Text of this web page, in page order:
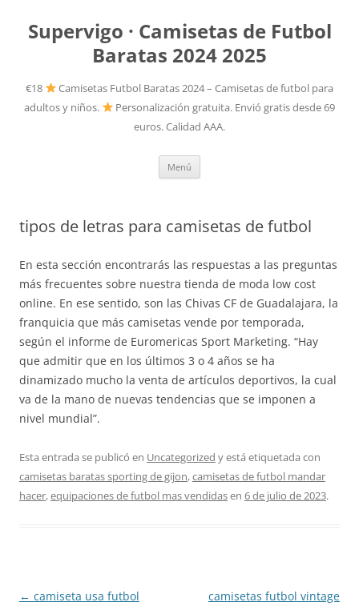
Supervigo · Camisetas de Futbol
Baratas 2024 2025
€18
Camisetas Futbol Baratas 2024 – Camisetas de futbol para
adultos y niños.
Personalización gratuita. Envió gratis desde 69
euros. Calidad AAA.
Menú
tipos de letras para camisetas de futbol
En esta sección encontrarás las respuestas a las preguntas
más frecuentes sobre nuestra tienda de moda low cost
online. En ese sentido, son las Chivas CF de Guadalajara, la
franquicia que más camisetas vende por temporada,
según el informe de Euromericas Sport Marketing. “Hay
que admitir que en los últimos 3 o 4 años se ha
dinamizado mucho la venta de artículos deportivos, la cual
va de la mano de nuevas tendencias que se imponen a
nivel mundial”.
Esta entrada se publicó en Uncategorized y está etiquetada con
camisetas baratas sporting de gijon,camisetas de futbol mandar
hacer,equipaciones de futbol mas vendidasen 6 de julio de 2023.
Navegación
← camiseta usa futbol
camisetas futbol vintage